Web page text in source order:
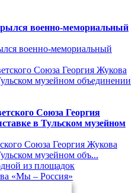
военно-мемориальный
военно-мемориальный
Союза Георгия
в Тульском музейном
Союза Георгия Жукова
музейном объ...